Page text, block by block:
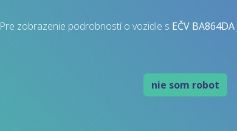
Pre zobrazenie podrobností o vozidle s EČV BA864DA
nie som robot